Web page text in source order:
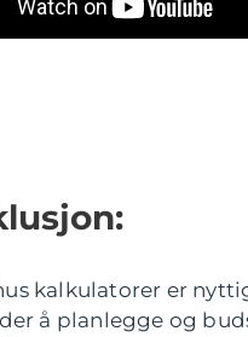
kalkulatorer er
å planlegge og